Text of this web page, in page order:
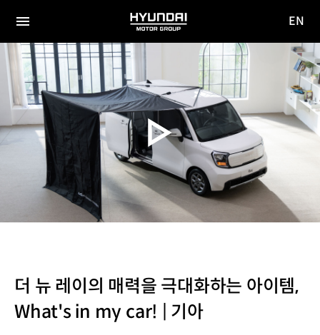
전체
메뉴
HYUNDAI
MOTOR
GROUP
사이
이동
EN
더 뉴 레이의 매력을 극대화하는 아이템,
What's in my car! | 기아